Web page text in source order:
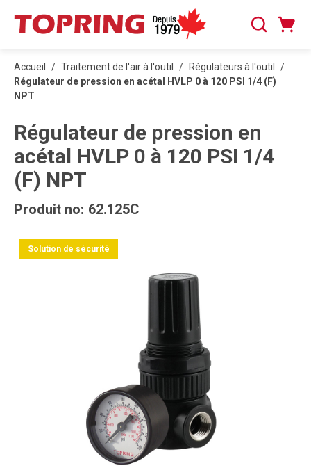
PASSER AU CONTENU PRINCIPAL
Recherche
Accueil / Traitement de l'air à l'outil / Régulateurs à l'outil
/
Régulateur de pression en acétal HVLP 0 à 120 PSI 1/4 (F)
NPT
Régulateur de pression en
acétal HVLP 0 à 120 PSI 1/4
(F) NPT
Produit no: 62.125C
Solution de sécurité